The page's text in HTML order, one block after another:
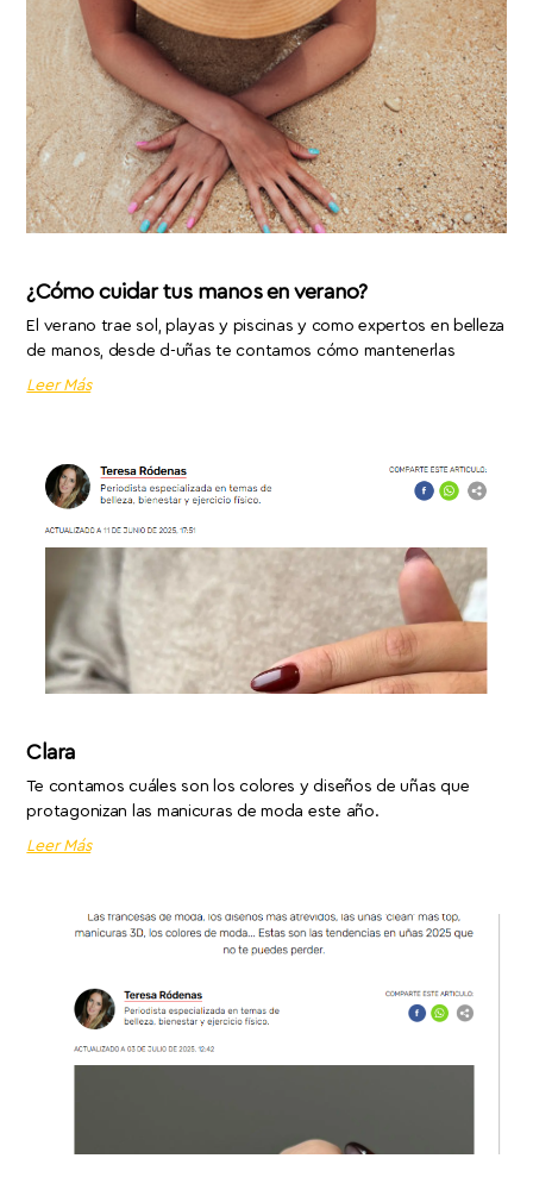
¿Cómo cuidar tus manos en verano?
El verano trae sol, playas y piscinas y como expertos en belleza
de manos, desde d-uñas te contamos cómo mantenerlas
Leer Más
Clara
Te contamos cuáles son los colores y diseños de uñas que
protagonizan las manicuras de moda este año.
Leer Más